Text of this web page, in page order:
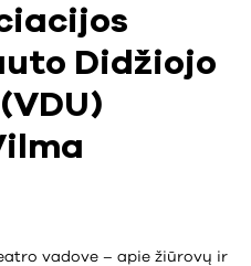
Didžiojo
vadove – apie žiūrovų ir